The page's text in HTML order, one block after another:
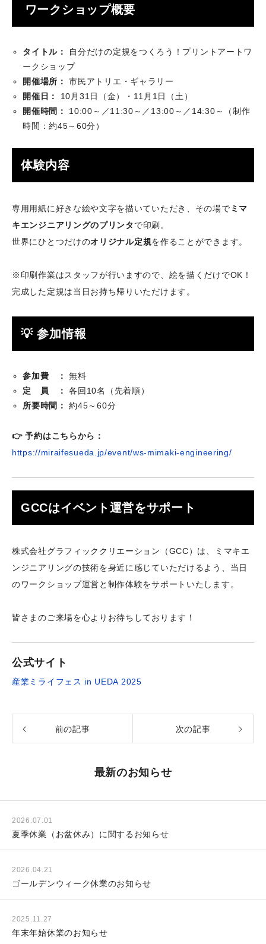
ワークショップ概要
タイトル：
自分だけの定規をつくろう！プリントアートワ
ークショップ
開催場所：
市民アトリエ・ギャラリー
開催日：
10月31日（金）・11月1日（土）
開催時間：
10:00～／11:30～／13:00～／14:30～（制作
時間：約45～60分）
体験内容
専用用紙に好きな絵や文字を描いていただき、その場で ミマ
キエンジニアリングのプリンタ で印刷。
世界にひとつだけのオリジナル定規を作ることができます。
※印刷作業はスタッフが行いますので、絵を描くだけでOK！
完成した定規は当日お持ち帰りいただけます。
💡 参加情報
参加費 ：
無料
定 員 ：
各回10名（先着順）
所要時間：
約45～60分
👉 予約はこちらから：
https://miraifesueda.jp/event/ws-mimaki-engineering/
GCCはイベント運営をサポート
株式会社グラフィッククリエーション（GCC）は、ミマキエ
ンジニアリングの技術を身近に感じていただけるよう、当日
のワークショップ運営と制作体験をサポートいたします。
皆さまのご来場を心よりお待ちしております！
公式サイト
産業ミライフェス in UEDA 2025
前の記事 次の記事
最新のお知らせ
2026.07.01
夏季休業（お盆休み）に関するお知らせ
2026.04.21
ゴールデンウィーク休業のお知らせ
2025.11.27
年末年始休業のお知らせ